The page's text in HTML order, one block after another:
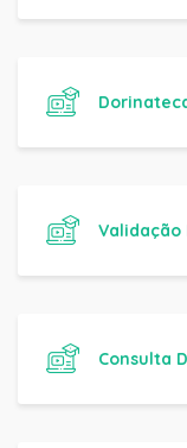
Validação
Consulta